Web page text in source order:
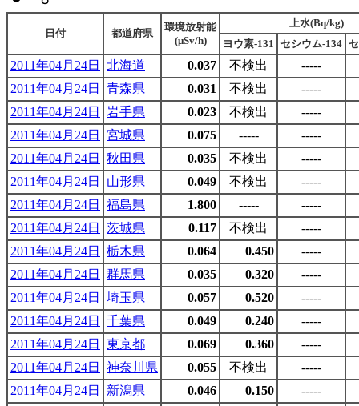
日付 都道府県
環境放射能
(μSv/h)
上水(Bq/kg)
ヨウ素-131 セシウム-134
2011年04月24日 北海道 0.037 不検出
-----
2011年04月24日
青森県 0.031 不検出
-----
2011年04月24日
岩手県 0.023 不検出
-----
2011年04月24日
宮城県 0.075 -----
-----
2011年04月24日
秋田県 0.035 不検出
-----
2011年04月24日
山形県 0.049 不検出
-----
2011年04月24日
福島県 1.800 -----
-----
2011年04月24日
茨城県 0.117 不検出
-----
2011年04月24日
栃木県 0.064 0.450
-----
2011年04月24日
群馬県 0.035 0.320
-----
2011年04月24日
埼玉県 0.057 0.520
-----
2011年04月24日
千葉県 0.049 0.240
-----
2011年04月24日
東京都 0.069 0.360
-----
2011年04月24日
神奈川県 0.055 不検出
-----
2011年04月24日
新潟県 0.046 0.150
-----